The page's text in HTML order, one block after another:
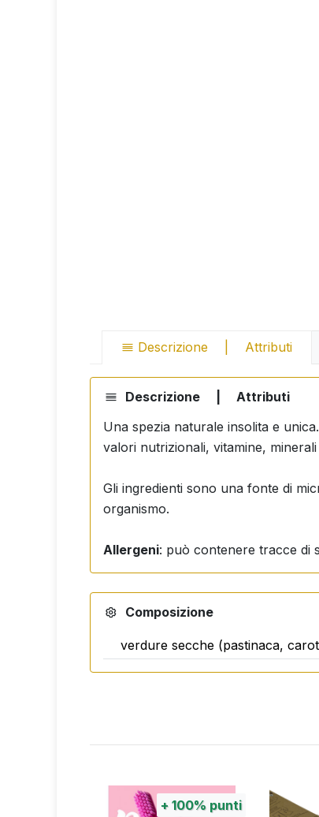
Descrizione Attributi
Descrizione Attributi
Una spezia naturale insolita e
valori nutrizionali, vitamine,
Gli ingredienti sono una fonte di
organismo.
Allergeni: può contenere tracce di
Composizione
verdure secche (pastinaca,
+ 100%punti